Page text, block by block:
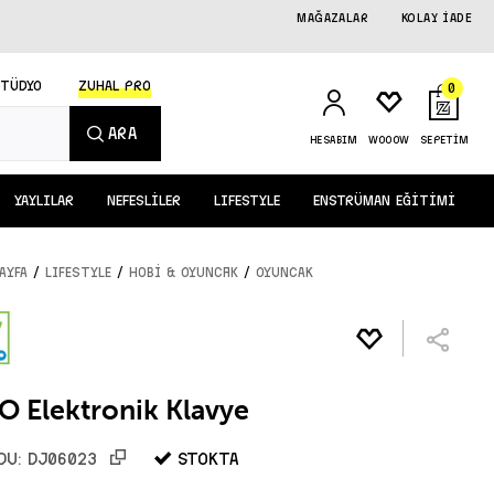
KOLAY İADE
MAĞAZALAR
ZUHAL PRO
ARA HESABIM WOOOW
0
SEPETİM
YAYLILAR NEFESLİLER LIFESTYLE ENSTRÜMAN EĞİTİMİ
/ LIFESTYLE / Hobi & Oyuncak / OYUNCAK
Elektronik Klavye
DJ06023 STOKTA